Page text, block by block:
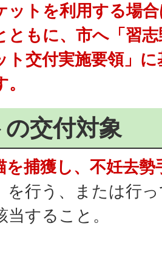
ットを利用する場
ともに、市へ「習
ト交付実施要領」
交付対象
を捕獲し、不妊去
を行う、または行
すること。